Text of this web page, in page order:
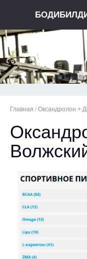
Главная / Оксандролон +